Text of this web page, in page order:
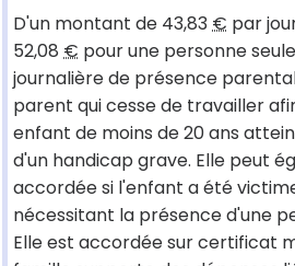
D'un montant de 43,83€ par
52,08 € pour une personne
journalière de présence
parent qui cesse de travailler
enfant de moins de 20 ans
d'un handicap grave. Elle peut
accordée si l'enfant a été
nécessitant la présence d'une
Elle est accordée sur certificat